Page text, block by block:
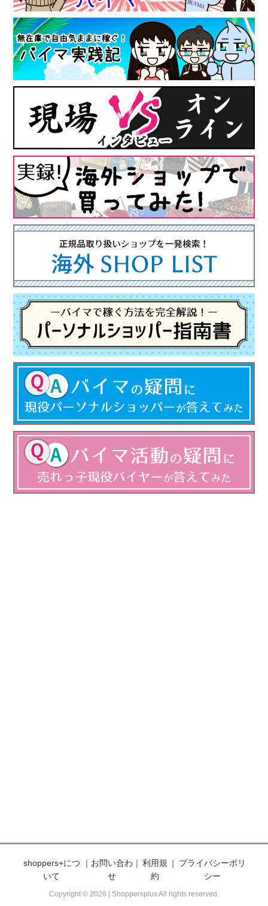
shoppers+につ
いて
｜ お問い合わ
せ
｜ 利用規
約
｜
プライバシーポリ
シー
Copyright © 2026 | Shoppersplus All rights reserved.